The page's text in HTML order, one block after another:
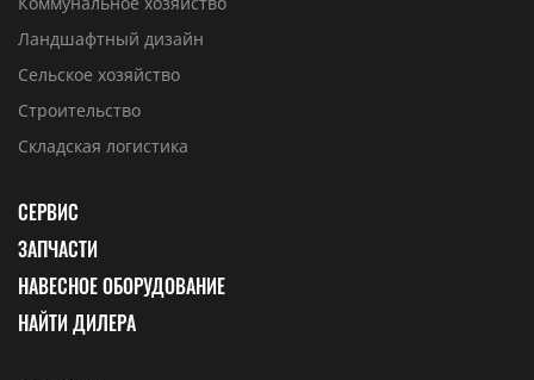
Ландшафтный дизайн
Сельское хозяйство
Строительство
Складская логистика
СЕРВИС
ЗАПЧАСТИ
НАВЕСНОЕ ОБОРУДОВАНИЕ
НАЙТИ ДИЛЕРА